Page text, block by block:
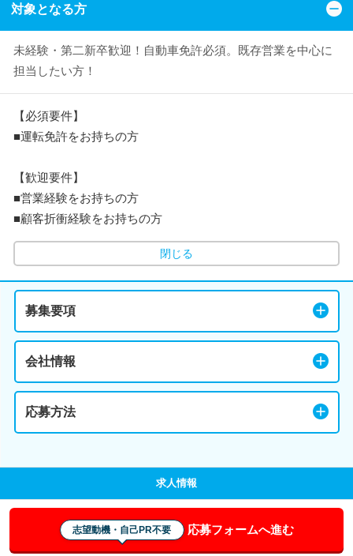
対象となる方
未経験・第二新卒歓迎！自動車免許必須。既存営業を中心に
担当したい方！
【必須要件】
■運転免許をお持ちの方
【歓迎要件】
■営業経験をお持ちの方
■顧客折衝経験をお持ちの方
閉じる
募集要項
会社情報
応募方法
求人情報
志望動機・自己PR不要 応募フォームへ進む